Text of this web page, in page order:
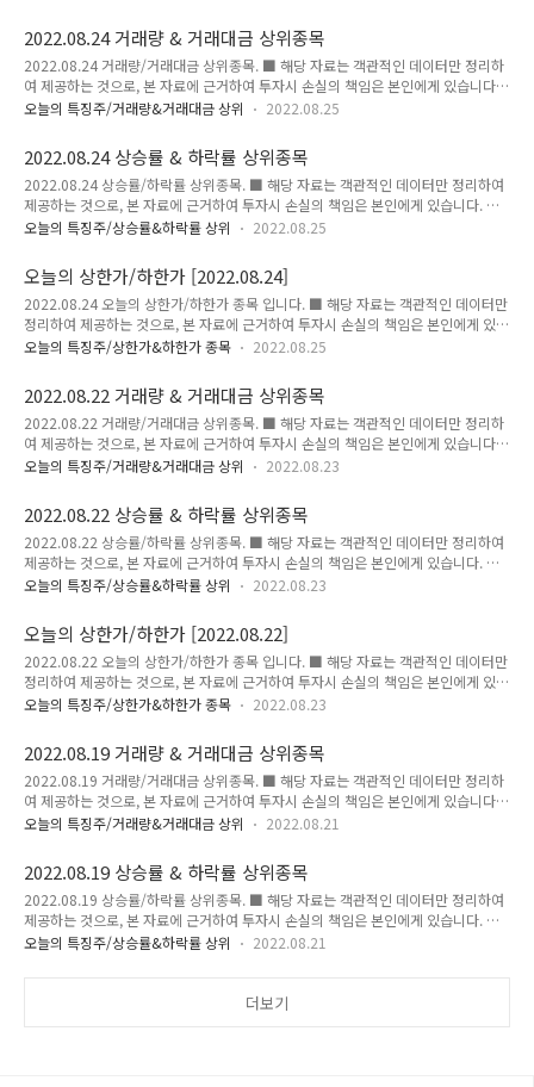
비 10,050 3,676 25,922,196 29.84 2.하나기술 [상세보기] 이미지 출처 :
https://finance.naver.com 단위:주,억(원),% 현재가 시총 거래량 전일대비
72,200 5,395 995,824 29.86
2022.08.24 거래량 & 거래대금 상위종목
2022.08.24 거래량/거래대금 상위종목. ■ 해당 자료는 객관적인 데이터만 정리하
여 제공하는 것으로, 본 자료에 근거하여 투자시 손실의 책임은 본인에게 있습니다.
■ 거래량 상위 종목 ■ 거래대금 상위 종목 ■ 거래량 상위 종목 단위:원,%,주,억원
105 5.06 80,391,305 1,776 2 현대로템 31,400 4,600 17.16 34,853,568
10,553 3 미래나노텍 11,300 1,580 16.26 24,639,299 2,741 4 KH 전자 553
30 5.74 19,681,081 110 5 평화산업 1,800 185 11.46 16,513,775 292 6 조일
알미늄 2,320 40 1.7..
오늘의 특징주/거래량&거래대금 상위 2022.08.25
2022.08.24 상승률 & 하락률 상위종목
2022.08.24 상승률/하락률 상위종목. ■ 해당 자료는 객관적인 데이터만 정리하여
제공하는 것으로, 본 자료에 근거하여 투자시 손실의 책임은 본인에게 있습니다. ■
상승률 상위 종목 ■ 하락률 상위 종목 ■ 상승률 상위 종목 단위:원,%,주,억원(거래
1,190 29.90 824,357 42 2 승일 18,150 3,100 20.60 4,827,008 880 3 성일하
이텍 115,100 19,000 19.77 2,949,810 3,231 4 씨이랩 18,550 2,950 18.91
2,057,376 392 5 현대에너지솔루션 66,300 9,800 17.35 2,616,730 1,628 6
현대로템 31,400 4,60..
오늘의 특징주/상승률&하락률 상위 2022.08.25
오늘의 상한가/하한가 [2022.08.24]
2022.08.24 오늘의 상한가/하한가 종목 입니다. ■ 해당 자료는 객관적인 데이터만
정리하여 제공하는 것으로, 본 자료에 근거하여 투자시 손실의 책임은 본인에게 있습
니다. ★★★ 오늘의 상한가 ★★★ 에스트래픽 1.에스트래픽 [상세보기] 이미지 출
5,170 1,362 824,357 29.90
오늘의 특징주/상한가&하한가 종목 2022.08.25
2022.08.22 거래량 & 거래대금 상위종목
2022.08.22 거래량/거래대금 상위종목. ■ 해당 자료는 객관적인 데이터만 정리하
여 제공하는 것으로, 본 자료에 근거하여 투자시 손실의 책임은 본인에게 있습니다.
■ 거래량 상위 종목 ■ 거래대금 상위 종목 ■ 거래량 상위 종목 단위:원,%,주,억원
1,300 75 6.12 58,442,594 770 2 조광ILI 1,965 85 4.52 33,670,637 663 3 한
탑 2,300 290 14.43 32,264,737 766 4 대주산업 3,050 315 11.52
31,913,080 980 5 한일사료 6,500 590 9.98 28,813,595 1,871 6 미래생명자
원 7,200 1,030 16.69 22,85..
오늘의 특징주/거래량&거래대금 상위 2022.08.23
2022.08.22 상승률 & 하락률 상위종목
2022.08.22 상승률/하락률 상위종목. ■ 해당 자료는 객관적인 데이터만 정리하여
제공하는 것으로, 본 자료에 근거하여 투자시 손실의 책임은 본인에게 있습니다. ■
상승률 상위 종목 ■ 하락률 상위 종목 ■ 상승률 상위 종목 단위:원,%,주,억원(거래
1,030 16.69 22,852,806 1,634 2 풍원정밀 17,550 2,250 14.71 7,176,801
1,333 3 한탑 2,300 290 14.43 32,264,737 766 4 새빗켐 117,200 14,500
14.12 1,635,947 1,778 5 한창바이오텍 4,250 520 13.94 3,973,525 160 6
SK5호스팩 4,635 555 ..
오늘의 특징주/상승률&하락률 상위 2022.08.23
오늘의 상한가/하한가 [2022.08.22]
2022.08.22 오늘의 상한가/하한가 종목 입니다. ■ 해당 자료는 객관적인 데이터만
정리하여 제공하는 것으로, 본 자료에 근거하여 투자시 손실의 책임은 본인에게 있습
니다. ★★★ 오늘의 하한가 ★★★ 비보존 헬스케어 1.비보존 헬스케어 [상세보기]
일대비 416 973 12,305,159 -29.97%
오늘의 특징주/상한가&하한가 종목 2022.08.23
2022.08.19 거래량 & 거래대금 상위종목
2022.08.19 거래량/거래대금 상위종목. ■ 해당 자료는 객관적인 데이터만 정리하
여 제공하는 것으로, 본 자료에 근거하여 투자시 손실의 책임은 본인에게 있습니다.
■ 거래량 상위 종목 ■ 거래대금 상위 종목 ■ 거래량 상위 종목 단위:원,%,주,억원
-247 -29.90 43,208,347 273 2 세종텔레콤 682 157 29.90 40,438,476 259 3
남선알미늄 2,300 90 4.07 33,665,548 814 4 KEC 2,920 230 8.55
30,805,818 905 5 카카오뱅크 28,650 -2,550 -8.17 29,537,451 8,453 6 랩지
노믹스 8,900 1,730 24.13 2..
오늘의 특징주/거래량&거래대금 상위 2022.08.21
2022.08.19 상승률 & 하락률 상위종목
2022.08.19 상승률/하락률 상위종목. ■ 해당 자료는 객관적인 데이터만 정리하여
제공하는 것으로, 본 자료에 근거하여 투자시 손실의 책임은 본인에게 있습니다. ■
상승률 상위 종목 ■ 하락률 상위 종목 ■ 상승률 상위 종목 단위:원,%,주,억원(거래
대동전자 18,750 4,300 29.76 11,525,541 1,997 4 랩지노믹스 8,900 1,730
오늘의 특징주/상승률&하락률 상위 2022.08.21
더보기